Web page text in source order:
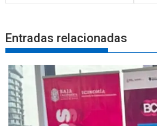
Entradas relacionadas